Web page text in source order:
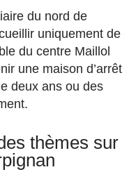
du nord de
uniquement de
du centre Maillol
une maison d’arrêt
deux ans ou des
thèmes sur